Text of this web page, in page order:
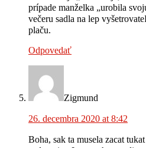
prípade manželka „urobila
večeru sadla na lep
plaču.
Odpovedať
Zigmund
26. decembra 2020 at 8:42
Boha, sak ta musela zacat